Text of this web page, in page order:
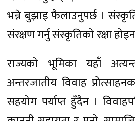
भन्ने बुझाइ फैलाउनुपर्छ ।
संरक्षण गर्नु संस्कृतिको रक्षा
राज्यको भूमिका यहाँ
अन्तरजातीय विवाह
सहयोग पर्याप्त हुँदैन ।